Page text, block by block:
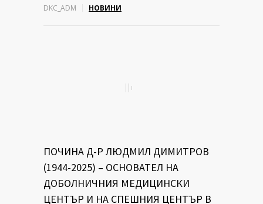
DKC_ADM НОВИНИ
ПОЧИНА Д-Р ЛЮДМИЛ ДИМИТРОВ
(1944-2025) – ОСНОВАТЕЛ НА
ДОБОЛНИЧНИЯ МЕДИЦИНСКИ
ЦЕНТЪР И НА СПЕШНИЯ ЦЕНТЪР В